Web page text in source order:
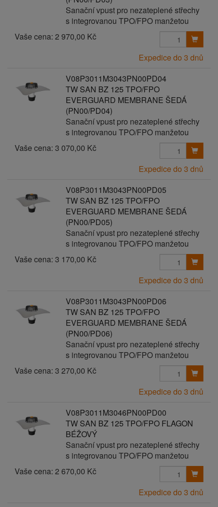
Sanační vpust pro nezateplené střechy
s integrovanou TPO/FPO manžetou
Vaše cena: 2 970,00 Kč
Expedice do 3 dnů
V08P3011M3043PN00PD04
TW SAN BZ 125 TPO/FPO
EVERGUARD MEMBRANE ŠEDÁ
(PN00/PD04)
Sanační vpust pro nezateplené střechy
s integrovanou TPO/FPO manžetou
Vaše cena: 3 070,00 Kč
Expedice do 3 dnů
V08P3011M3043PN00PD05
TW SAN BZ 125 TPO/FPO
EVERGUARD MEMBRANE ŠEDÁ
(PN00/PD05)
Sanační vpust pro nezateplené střechy
s integrovanou TPO/FPO manžetou
Vaše cena: 3 170,00 Kč
Expedice do 3 dnů
V08P3011M3043PN00PD06
TW SAN BZ 125 TPO/FPO
EVERGUARD MEMBRANE ŠEDÁ
(PN00/PD06)
Sanační vpust pro nezateplené střechy
s integrovanou TPO/FPO manžetou
Vaše cena: 3 270,00 Kč
Expedice do 3 dnů
V08P3011M3046PN00PD00
TW SAN BZ 125 TPO/FPO FLAGON
BÉŽOVÝ
Sanační vpust pro nezateplené střechy
s integrovanou TPO/FPO manžetou
Vaše cena: 2 670,00 Kč
Expedice do 3 dnů